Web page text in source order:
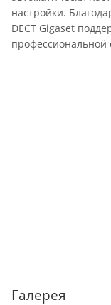
настройки.
DECT Gigaset
профессиональной
Галерея